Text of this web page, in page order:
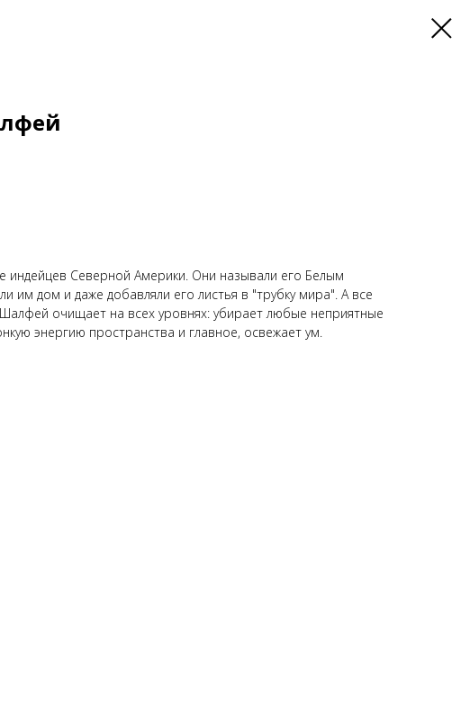
индейцев Северной Америки. Они называли его Белым
им дом и даже добавляли его листья в "трубку мира". А все
очищает на всех уровнях: убирает любые неприятные
энергию пространства и главное, освежает ум.